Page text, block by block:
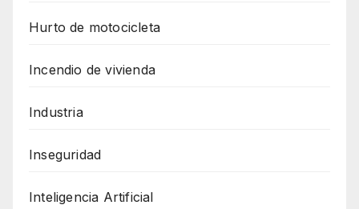
Hurto de motocicleta
Incendio de vivienda
Industria
Inseguridad
Inteligencia Artificial